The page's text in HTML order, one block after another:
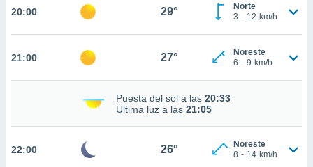
de
posible
traten tus
su
20:00 29°
Norte
3 - 12 km/h
21:00 27°
Noreste
6 - 9 km/h
Puesta del sol a las 20:33
Última luz a las 21:05
22:00 26°
Noreste
8 - 14 km/h